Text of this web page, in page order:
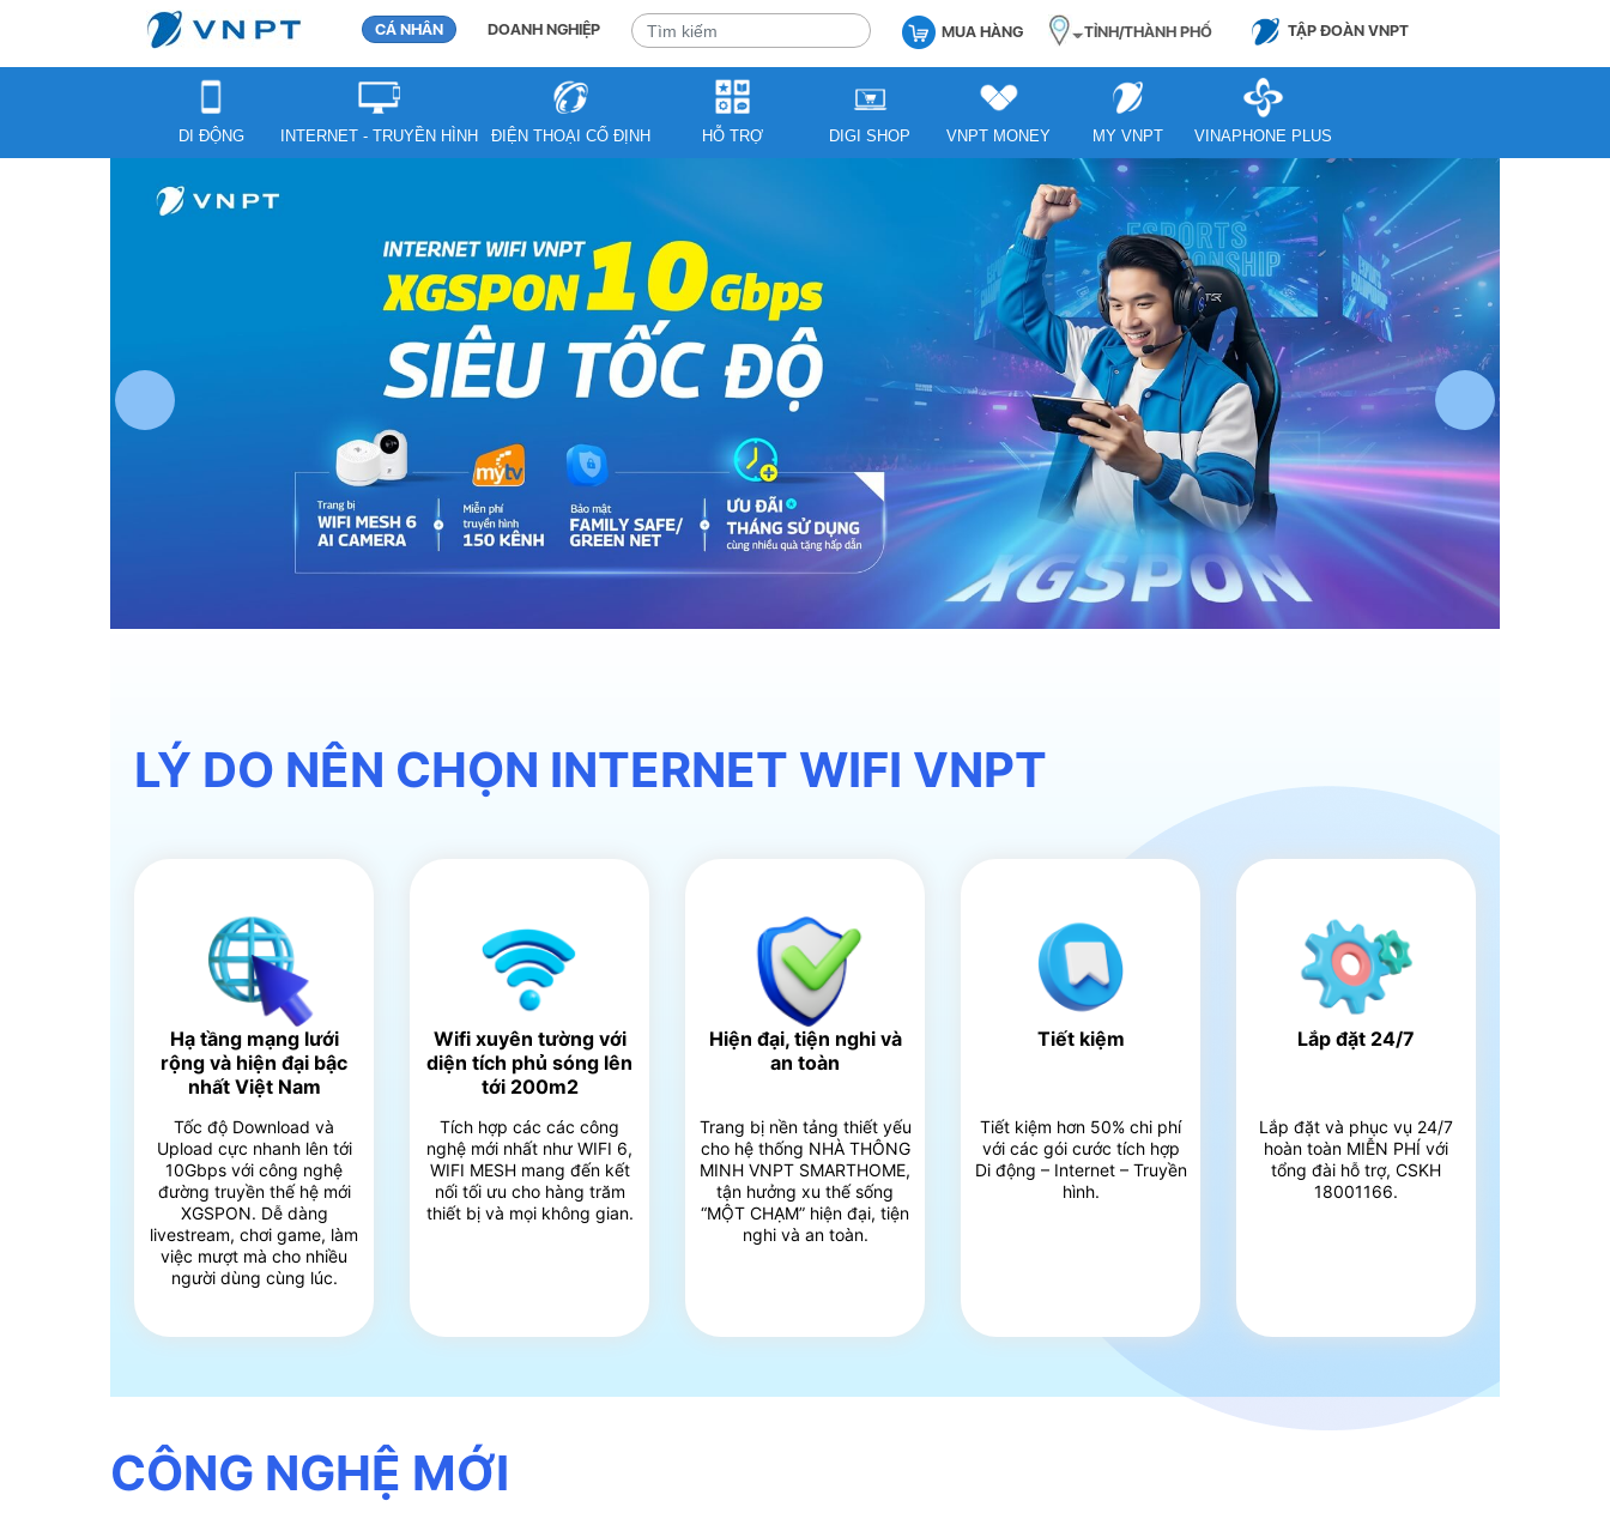
CÁ NHÂN DOANH NGHIỆP MUA HÀNG TỈNH/THÀNH PHỐ TẬP ĐOÀN VNPT
DI ĐỘNG INTERNET - TRUYỀN HÌNH ĐIỆN THOẠI CỐ ĐỊNH HỖ TRỢ DIGI SHOP VNPT MONEY MY VNPT VINAPHONE PLUS
LÝ DO NÊN CHỌN INTERNET WIFI VNPT
Hạ tầng mạng lưới
rộng và hiện đại bậc
nhất Việt Nam
Tốc độ Download và
Upload cực nhanh lên tới
10Gbps với công nghệ
đường truyền thế hệ mới
XGSPON. Dễ dàng
livestream, chơi game, làm
việc mượt mà cho nhiều
người dùng cùng lúc.
Wifi xuyên tường với
diện tích phủ sóng lên
tới 200m2
Tích hợp các các công
nghệ mới nhất như WIFI 6,
WIFI MESH mang đến kết
nối tối ưu cho hàng trăm
thiết bị và mọi không gian.
Hiện đại, tiện nghi và
an toàn
Trang bị nền tảng thiết yếu
cho hệ thống NHÀ THÔNG
MINH VNPT SMARTHOME,
tận hưởng xu thế sống
“MỘT CHẠM” hiện đại, tiện
nghi và an toàn.
Tiết kiệm
Tiết kiệm hơn 50% chi phí
với các gói cước tích hợp
Di động – Internet – Truyền
hình.
Lắp đặt 24/7
Lắp đặt và phục vụ 24/7
hoàn toàn MIỄN PHÍ với
tổng đài hỗ trợ, CSKH
18001166.
CÔNG NGHỆ MỚI